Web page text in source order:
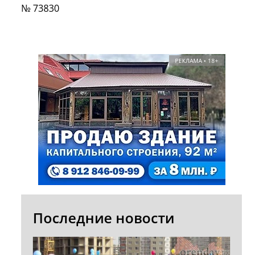
№ 73830
РЕКЛАМА • 18+
Последние новости